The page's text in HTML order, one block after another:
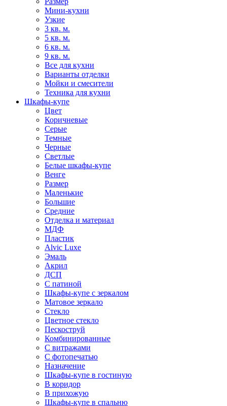
Мини-кухни
Узкие
3 кв. м.
5 кв. м.
6 кв. м.
9 кв. м.
Все для кухни
Варианты отделки
Мойки и смесители
Техника для кухни
Шкафы-купе
Цвет
Коричневые
Серые
Темные
Черные
Светлые
Белые шкафы-купе
Венге
Размер
Маленькие
Большие
Средние
Отделка и материал
МДФ
Пластик
Alvic Luxe
Эмаль
Акрил
ДСП
С патиной
Шкафы-купе с зеркалом
Матовое зеркало
Стекло
Цветное стекло
Пескоструй
Комбинированные
С витражами
С фотопечатью
Назначение
Шкафы-купе в гостиную
В коридор
В прихожую
Шкафы-купе в спальню